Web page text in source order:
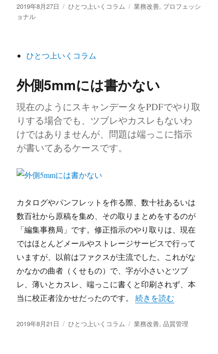
投
稿
2019年8月27日
カ
ひとつ上いくコラム
タ
業務改善, プロフェッシ
ョナル
ひとつ上いくコラム
外側5mmには書かない
現在のようにスキャンデータをPDFでやり取
りする場合でも、ツブレやカスレもないわ
けではありませんが、問題は端っこに指示
が書いてあるケースです。
カタログやパンフレットを作る際、数十社あるいは
数百社から原稿を集め、その取りまとめをするのが
「編集事務局」です。修正指示のやり取りは、現在
ではほとんどメールやストレージサービスで行って
いますが、以前はファクスが主流でした。これがな
かなかの曲者（くせもの）で、字が小さいとツブ
レ、薄いとカスレ、端っこに書くと印刷されず、本
当に校正者泣かせだったのです。“外側5mmには書かない
続きを読む
投
2019年8月21日
カ
ひとつ上いくコラム
タ
業務改善,品質管理